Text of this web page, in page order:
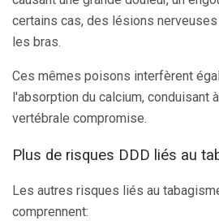
certains cas, des lésions
les bras.
Ces mêmes poisons interfèrent
l'absorption du calcium, conduisant
vertébrale compromise.
Plus de risques DDD liés au
Les autres risques liés au
comprennent: